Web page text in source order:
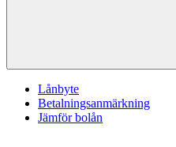
Lånbyte
Betalningsanmärkning
Jämför bolån